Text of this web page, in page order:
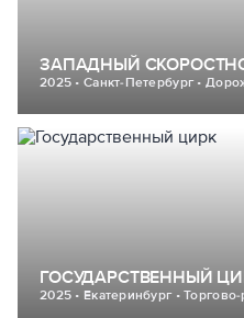
ЗАПАДНЫЙ
2025 • Санкт-Петербург •
ГОСУДАРСТВЕННЫЙ
2025 • Екатеринбург •